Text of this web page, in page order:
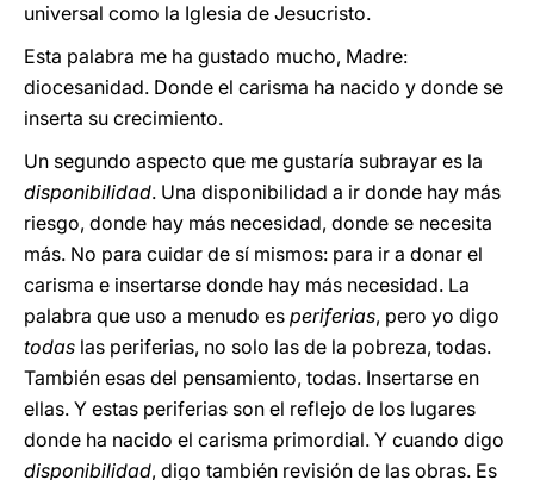
universal como la Iglesia de Jesucristo.
Esta palabra me ha gustado mucho, Madre:
diocesanidad. Donde el carisma ha nacido y donde se
inserta su crecimiento.
Un segundo aspecto que me gustaría subrayar es la
disponibilidad. Una disponibilidad a ir donde hay más
riesgo, donde hay más necesidad, donde se necesita
más. No para cuidar de sí mismos: para ir a donar el
carisma e insertarse donde hay más necesidad. La
palabra que uso a menudo es periferias, pero yo digo
todas las periferias, no solo las de la pobreza, todas.
También esas del pensamiento, todas. Insertarse en
ellas. Y estas periferias son el reflejo de los lugares
donde ha nacido el carisma primordial. Y cuando digo
disponibilidad, digo también revisión de las obras. Es